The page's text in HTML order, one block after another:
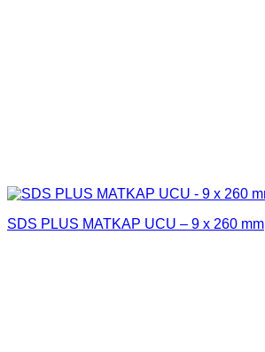
SDS PLUS MATKAP UCU – 9 x 260 mm